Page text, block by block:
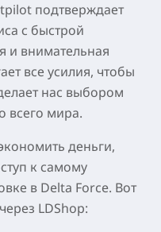
подтверждает
с быстрой
и внимательная
все усилия, чтобы
нас выбором
всего мира.
деньги,
к самому
в Delta Force. Вот
LDShop: